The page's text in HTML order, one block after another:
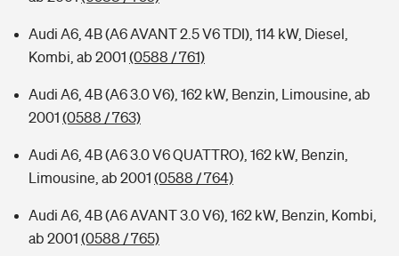
Audi A6, 4B (A6 AVANT 2.5 V6 TDI), 114 kW, Diesel,
Kombi, ab 2001 (0588 / 761)
Audi A6, 4B (A6 3.0 V6), 162 kW, Benzin, Limousine, ab
2001 (0588 / 763)
Audi A6, 4B (A6 3.0 V6 QUATTRO), 162 kW, Benzin,
Limousine, ab 2001 (0588 / 764)
Audi A6, 4B (A6 AVANT 3.0 V6), 162 kW, Benzin, Kombi,
ab 2001 (0588 / 765)